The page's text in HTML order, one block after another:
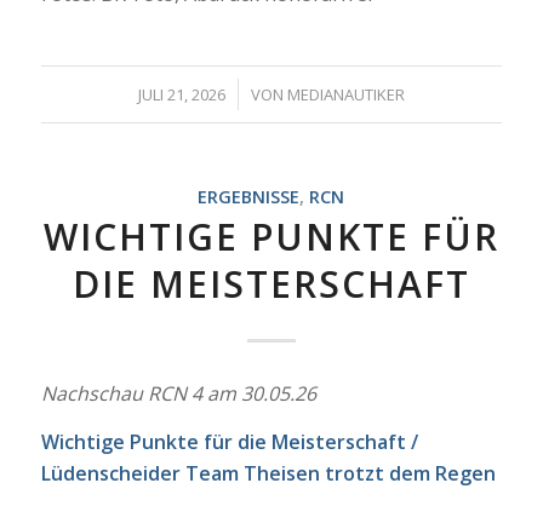
JULI 21, 2026
/ VON MEDIANAUTIKER
ERGEBNISSE, RCN
WICHTIGE PUNKTE FÜR
DIE MEISTERSCHAFT
Nachschau RCN 4 am 30.05.26
Wichtige Punkte für die Meisterschaft /
Lüdenscheider Team Theisen trotzt dem Regen